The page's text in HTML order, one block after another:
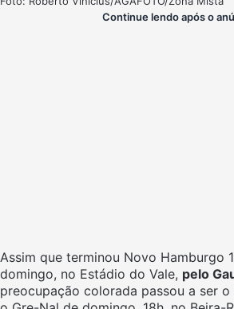
Continue lendo após o
Assim que terminou Novo Hamburgo
domingo, no Estádio do Vale, pelo
preocupação colorada passou a ser